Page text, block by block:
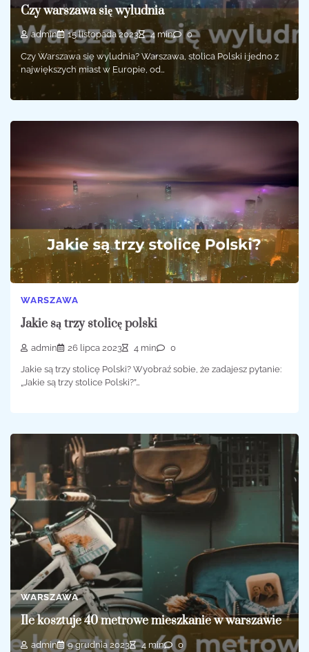
Czy warszawa się wyludnia
admin 15 listopada 2023 4 min 0
Czy Warszawa się wyludnia? Warszawa, stolica Polski i jedno z
największych miast w Europie, od…
WARSZAWA
Jakie są trzy stolicę polski
admin 26 lipca 2023 4 min 0
Jakie są trzy stolicę Polski? Wyobraź sobie, że zadajesz pytanie:
„Jakie są trzy stolice Polski?”…
WARSZAWA
Ile kosztuje 40 metrowe mieszkanie w warszawie
admin 9 grudnia 2023 4 min 0